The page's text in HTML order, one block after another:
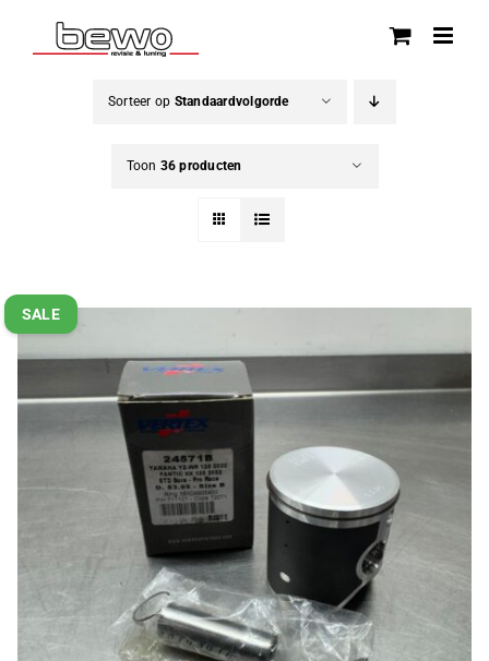
naar
Sorteer op Standaardvolgorde
Toon 36 producten
SALE